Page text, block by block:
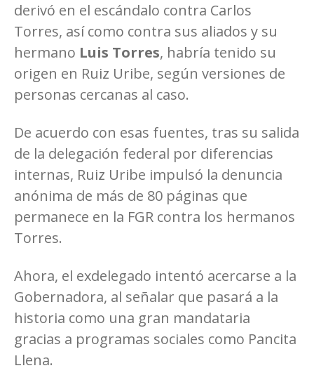
derivó en el escándalo contra Carlos
Torres, así como contra sus aliados y su
hermano Luis Torres, habría tenido su
origen en Ruiz Uribe, según versiones de
personas cercanas al caso.
De acuerdo con esas fuentes, tras su salida
de la delegación federal por diferencias
internas, Ruiz Uribe impulsó la denuncia
anónima de más de 80 páginas que
permanece en la FGR contra los hermanos
Torres.
Ahora, el exdelegado intentó acercarse a la
Gobernadora, al señalar que pasará a la
historia como una gran mandataria
gracias a programas sociales como Pancita
Llena.